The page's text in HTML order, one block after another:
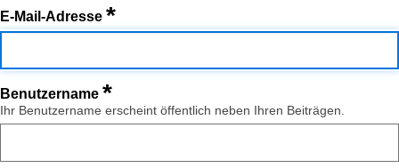
E-Mail-Adresse *
Benutzername *
Ihr Benutzername erscheint öffentlich neben Ihren Beiträgen.